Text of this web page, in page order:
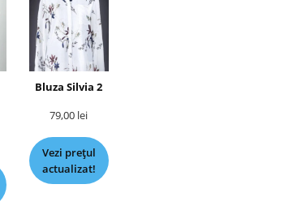
Bluza Silvia 2
79,00 lei
Vezi prețul
actualizat!